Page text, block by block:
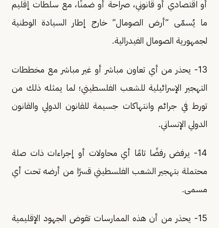
أو اقتصادي أو قانوني، صراحة أو ضمنًا، مع سلطات إقليم
ما يُسمّى “أرض الصومال” خارج إطار السيادة الوطنية
لجمهورية الصومال الفيدرالية.
13- يحذر من أي تعاون مباشر أو غير مباشر مع مخططات
التهجير الإسرائيلية للشعب الفلسطيني؛ لما يمثله ذلك من
تورط في جرائم وانتهاكات جسيمة للقانون الدولي والقانون
الدولي الإنساني.
14- يرفض رفضًا تامًا أي محاولات أو إجراءات ذات صلة
محتملة بتهجير الشعب الفلسطيني قسرًا من أرضه تحت أي
مسمى.
15- يحذر من أن هذه الممارسات تقوض الجهود الإقليمية